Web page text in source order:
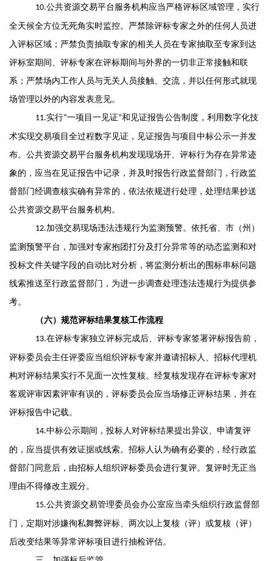
10.公共资源交易平台服务机构应当 严格评标区域管理 ， 实行
全天候全方位无死角实时监控。 严禁除评标专家之外的任何人员进
入评标区域 ； 严禁负责抽取专家的相关人员在专家抽取至专家到达
评标室期间、评标专家在评标期间与外界的一切非正常接触和联
系 ； 严禁场内工作人员与无关人员接触、交流 ， 并以任何形式就现
场管理以外的内容发表意见。
11.实行“一项目一见证”和见证报告公告制度， 利用数字化技
术实现交易项目全过程数字见证 ， 见证报告与项目中标公示一并发
布。 公共资源交易平台服务机构发现现场开、评标行为存在异常迹
象的 ， 应当在见证报告中记录 ， 并及时报告行政监督部门 ， 行政监
督部门经调查核实确有异常的 ， 依法依规进行处理 ， 处理结果抄送
公共资源交易平台服务机构。
12.加强交易现场违法违规行为监测预警。 依托省、市（州 ）
监测预警平台 ， 加强对专家抱团打分及打分异常等的动态监测和对
投标文件关键字段的 自动比对分析 ， 将监测分析出的 围标串标问题
线索推送至行政监督部门 ， 为进一步调查处理违法违规行为提供参
考。
（六）规范评标结果复核工作流程
13.在评标专家独立评标完成后、评标专家签署评标报告前，
评标委员会主任评委应当组织评标专家并邀请招标人、招标代理机
构对评标结果实行不见面一次性复核。 经复核发现存在评标专家对
客观评审因素评审有误的 ， 评标委员会应当场修正评标结果，并在
评标报告中记载。
14.中标公示期间 ， 投标人对评标结果提出异议、 申请复评
的 ， 应当提供有效证据或线索。招标人认为确有必要的 ， 经行政监
督部门同意后，由招标人组织评标委员会进行复评。 复评时无正当
理由不得修改主观分。
15.公共资源交易管理委员会办公室应当牵头组织行政监督部
门 ， 定期对涉嫌徇私舞弊评标、 两次以上复核（评）或复核（评）
后改变结果等异常评标项目进行抽检评估。